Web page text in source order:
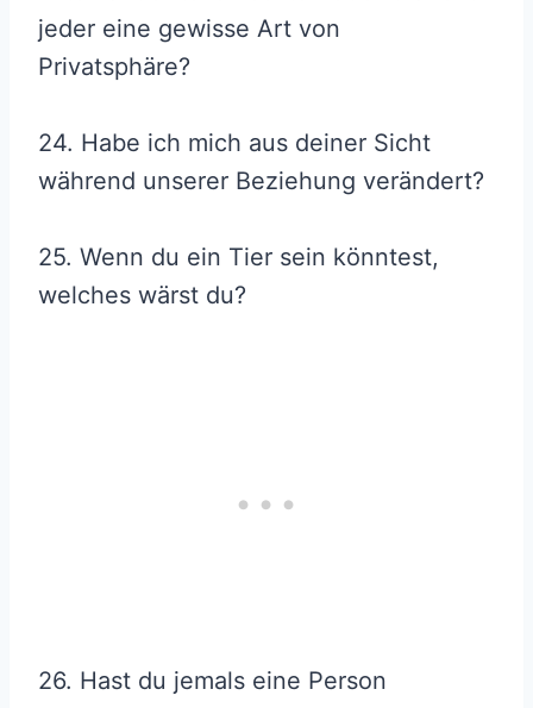
jeder eine gewisse Art von
Privatsphäre?
24. Habe ich mich aus deiner Sicht
während unserer Beziehung verändert?
25. Wenn du ein Tier sein könntest,
welches wärst du?
26. Hast du jemals eine Person